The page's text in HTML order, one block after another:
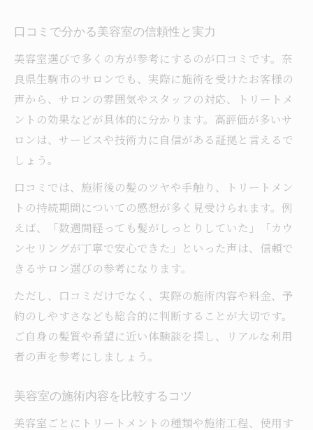
口コミで分かる美容室の信頼性と実力
美容室選びで多くの方が参考にするのが口コミです。奈
良県生駒市のサロンでも、実際に施術を受けたお客様の
声から、サロンの雰囲気やスタッフの対応、トリートメ
ントの効果などが具体的に分かります。高評価が多いサ
ロンは、サービスや技術力に自信がある証拠と言えるで
しょう。
口コミでは、施術後の髪のツヤや手触り、トリートメン
トの持続期間についての感想が多く見受けられます。例
えば、「数週間経っても髪がしっとりしていた」「カウ
ンセリングが丁寧で安心できた」といった声は、信頼で
きるサロン選びの参考になります。
ただし、口コミだけでなく、実際の施術内容や料金、予
約のしやすさなども総合的に判断することが大切です。
ご自身の髪質や希望に近い体験談を探し、リアルな利用
者の声を参考にしましょう。
美容室の施術内容を比較するコツ
美容室ごとにトリートメントの種類や施術工程、使用す